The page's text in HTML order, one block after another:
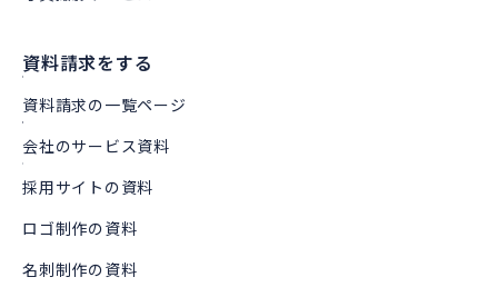
資料請求をする
資料請求の一覧ページ
会社のサービス資料
採用サイトの資料
ロゴ制作の資料
名刺制作の資料